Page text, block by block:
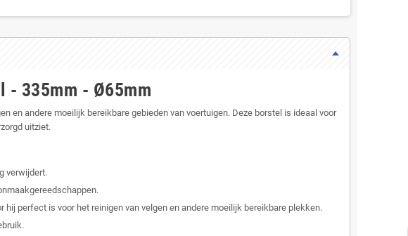
- 335mm - Ø65mm
en andere moeilijk bereikbare gebieden van voertuigen. Deze borstel is ideaal voor
uitziet.
verwijdert.
perfect is voor het reinigen van velgen en andere moeilijk bereikbare plekken.